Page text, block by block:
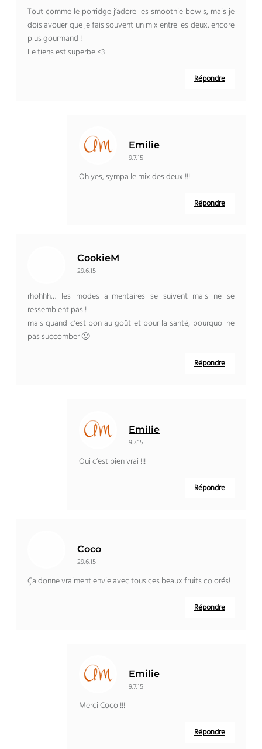
Tout comme le porridge j’adore les smoothie bowls, mais je
dois avouer que je fais souvent un mix entre les deux, encore
plus gourmand !
Le tiens est superbe <3
Répondre
Emilie
9.7.15
Oh yes, sympa le mix des deux !!!
Répondre
CookieM
29.6.15
rhohhh… les modes alimentaires se suivent mais ne se
ressemblent pas !
mais quand c’est bon au goût et pour la santé, pourquoi ne
pas succomber 🙂
Répondre
Emilie
9.7.15
Oui c’est bien vrai !!!
Répondre
Coco
29.6.15
Ça donne vraiment envie avec tous ces beaux fruits colorés!
Répondre
Emilie
9.7.15
Merci Coco !!!
Répondre